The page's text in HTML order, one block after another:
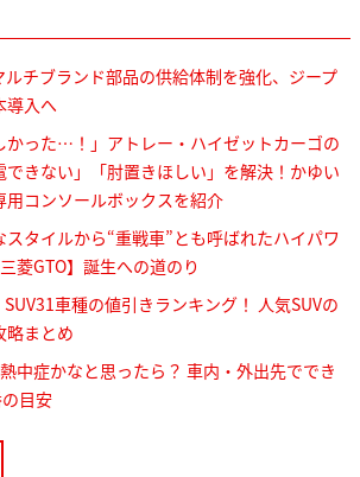
チブランド部品の供給体制を強化、ジープ
導入へ
かった…！」アトレー・ハイゼットカーゴの
できない」「肘置きほしい」を解決！かゆい
用コンソールボックスを紹介
タイルから“重戦車”とも呼ばれたハイパワ
菱GTO】誕生への道のり
SUV31車種の値引きランキング！ 人気SUVの
略まとめ
熱中症かなと思ったら？ 車内・外出先ででき
目安